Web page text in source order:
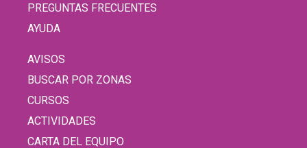
PREGUNTAS FRECUENTES
AYUDA
AVISOS
BUSCAR POR ZONAS
CURSOS
ACTIVIDADES
CARTA DEL EQUIPO